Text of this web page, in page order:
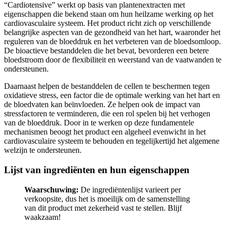
“Cardiotensive” werkt op basis van plantenextracten met
eigenschappen die bekend staan om hun heilzame werking op het
cardiovasculaire systeem. Het product richt zich op verschillende
belangrijke aspecten van de gezondheid van het hart, waaronder het
reguleren van de bloeddruk en het verbeteren van de bloedsomloop.
De bioactieve bestanddelen die het bevat, bevorderen een betere
bloedstroom door de flexibiliteit en weerstand van de vaatwanden te
ondersteunen.
Daarnaast helpen de bestanddelen de cellen te beschermen tegen
oxidatieve stress, een factor die de optimale werking van het hart en
de bloedvaten kan beïnvloeden. Ze helpen ook de impact van
stressfactoren te verminderen, die een rol spelen bij het verhogen
van de bloeddruk. Door in te werken op deze fundamentele
mechanismen beoogt het product een algeheel evenwicht in het
cardiovasculaire systeem te behouden en tegelijkertijd het algemene
welzijn te ondersteunen.
Lijst van ingrediënten en hun eigenschappen
Waarschuwing: De ingrediëntenlijst varieert per
verkoopsite, dus het is moeilijk om de samenstelling
van dit product met zekerheid vast te stellen. Blijf
waakzaam!